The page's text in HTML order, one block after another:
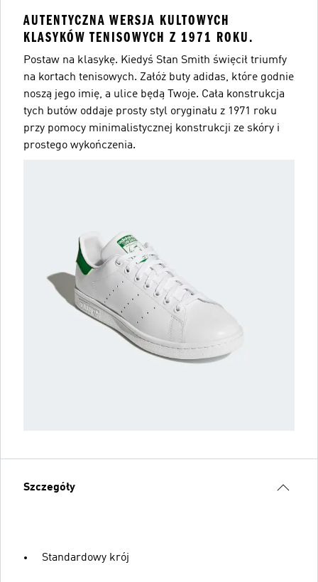
AUTENTYCZNA WERSJA KULTOWYCH
KLASYKÓW TENISOWYCH Z 1971 ROKU.
Postaw na klasykę. Kiedyś Stan Smith święcił triumfy
na kortach tenisowych. Załóż buty adidas, które godnie
noszą jego imię, a ulice będą Twoje. Cała konstrukcja
tych butów oddaje prosty styl oryginału z 1971 roku
przy pomocy minimalistycznej konstrukcji ze skóry i
prostego wykończenia.
Szczegóły
Standardowy krój